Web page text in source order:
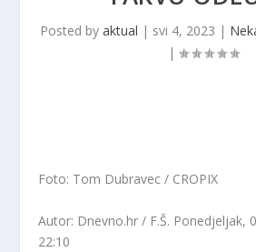
Posted by aktual | svi 4, 2023 |
|
Foto: Tom Dubravec / CROPIX
Autor: Dnevno.hr / F.Š. Ponedjeljak,
22:10